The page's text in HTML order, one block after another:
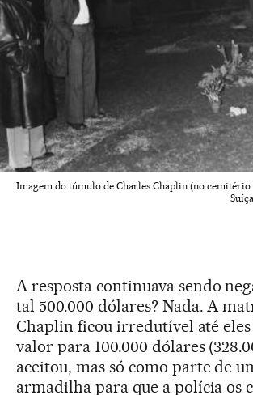
Imagem do túmulo de Charles Chaplin (no cemitério
A resposta continuava sendo
tal 500.000 dólares? Nada. A
Chaplin ficou irredutível até
valor para 100.000 dólares
aceitou, mas só como parte de
armadilha para que a polícia os